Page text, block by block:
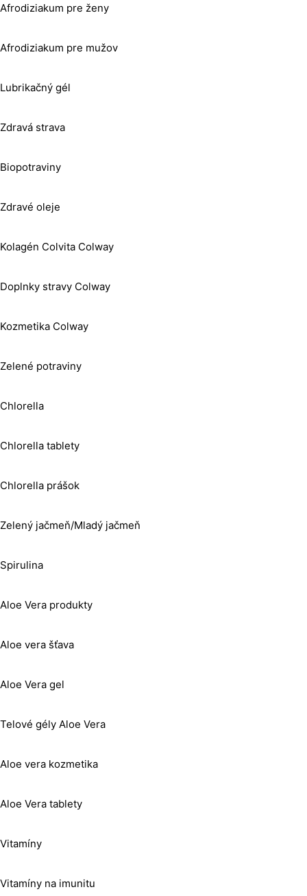
Afrodiziakum pre ženy
Afrodiziakum pre mužov
Lubrikačný gél
Zdravá strava
Biopotraviny
Zdravé oleje
Kolagén Colvita Colway
Doplnky stravy Colway
Kozmetika Colway
Zelené potraviny
Chlorella
Chlorella tablety
Chlorella prášok
Zelený jačmeň/Mladý jačmeň
Spirulina
Aloe Vera produkty
Aloe vera šťava
Aloe Vera gel
Telové gély Aloe Vera
Aloe vera kozmetika
Aloe Vera tablety
Vitamíny
Vitamíny na imunitu